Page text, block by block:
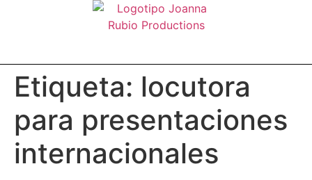
Etiqueta: locutora
para presentaciones
internacionales